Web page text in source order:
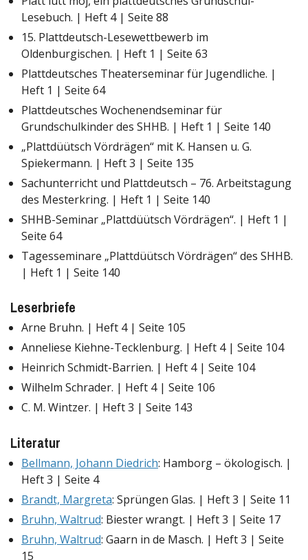
Lesebuch. | Heft 4 | Seite 88
15. Plattdeutsch-Lesewettbewerb im
Oldenburgischen. | Heft 1 | Seite 63
Plattdeutsches Theaterseminar für Jugendliche. |
Heft 1 | Seite 64
Plattdeutsches Wochenendseminar für
Grundschulkinder des SHHB. | Heft 1 | Seite 140
„Plattdüütsch Vördrägen“ mit K. Hansen u. G.
Spiekermann. | Heft 3 | Seite 135
Sachunterricht und Plattdeutsch – 76. Arbeitstagung
des Mesterkring. | Heft 1 | Seite 140
SHHB-Seminar „Plattdüütsch Vördrägen“. | Heft 1 |
Seite 64
Tagesseminare „Plattdüütsch Vördrägen“ des SHHB.
| Heft 1 | Seite 140
Leserbriefe
Arne Bruhn. | Heft 4 | Seite 105
Anneliese Kiehne-Tecklenburg. | Heft 4 | Seite 104
Heinrich Schmidt-Barrien. | Heft 4 | Seite 104
Wilhelm Schrader. | Heft 4 | Seite 106
C. M. Wintzer. | Heft 3 | Seite 143
Literatur
Bellmann, Johann Diedrich: Hamborg – ökologisch. |
Heft 3 | Seite 4
Brandt, Margreta: Sprüngen Glas. | Heft 3 | Seite 11
Bruhn, Waltrud: Biester wrangt. | Heft 3 | Seite 17
Bruhn, Waltrud: Gaarn in de Masch. | Heft 3 | Seite
15